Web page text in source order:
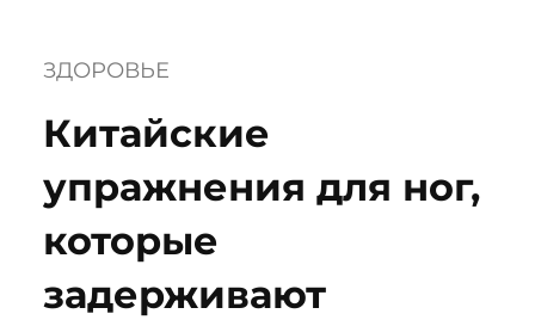
ЗДОРОВЬЕ
Китайские
упражнения для ног,
которые
задерживают